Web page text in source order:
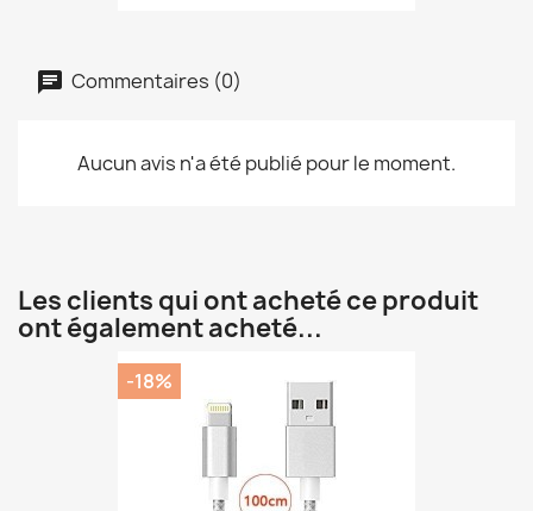
Commentaires (0)
Aucun avis n'a été publié pour le moment.
Les clients qui ont acheté ce produit
ont également acheté...
-18%